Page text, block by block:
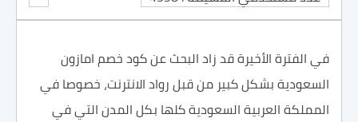
في الفترة الأخيرة قد زاد البحث عن كود خصم امازون
السعودية بشكل كبير من قبل رواد الانترنت، خصوصا في
المملكة العربية السعودية كلها بكل المدن التي في